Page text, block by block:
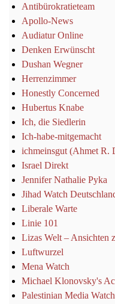
Antibürokratieteam
Apollo-News
Audiatur Online
Denken Erwünscht
Dushan Wegner
Herrenzimmer
Honestly Concerned
Hubertus Knabe
Ich, die Siedlerin
Ich-habe-mitgemacht
ichmeinsgut (Ahmet R.
Israel Direkt
Jennifer Nathalie Pyka
Jihad Watch
Liberale Warte
Linie 101
Lizas Welt – Ansichten
Luftwurzel
Mena Watch
Michael Klonovsky's
Palestinian Media Watch